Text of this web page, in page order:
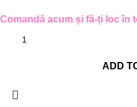
Comandă acum și fă-ți loc în
ADD